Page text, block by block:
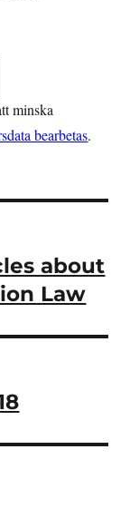
minska
bearbetas.
about
Law